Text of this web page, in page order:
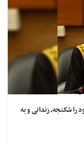
را شکنجه، زندانی و به